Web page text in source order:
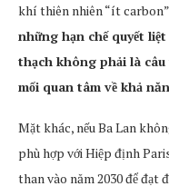
khí thiên nhiên “ít
những hạn chế quyết
thạch không phải là
mối quan tâm về khả
Mặt khác, nếu Ba Lan
phù hợp với Hiệp định
than vào năm 2030 để đạt